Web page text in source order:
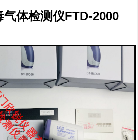
气体检测仪FTD-2000